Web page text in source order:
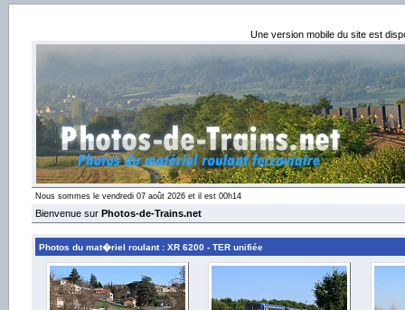
Une version mobile du site est
Nous sommes le vendredi 07 août 2026 et il est 00h14
Bienvenue sur Photos-de-Trains.net
Photos du mat�riel roulant : XR 6200 - TER unifiée